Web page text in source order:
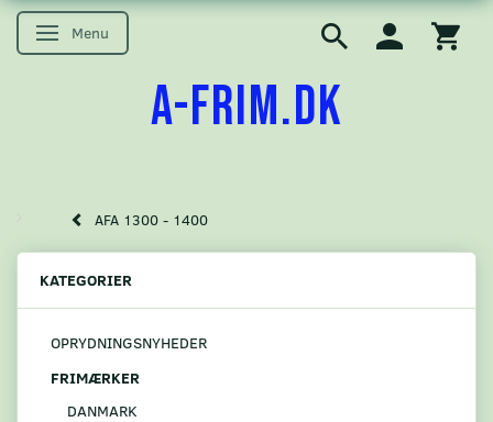
Skifte navigation
Menu
A-FRIM.DK
AFA 1300 - 1400
KATEGORIER
OPRYDNINGSNYHEDER
FRIMÆRKER
DANMARK